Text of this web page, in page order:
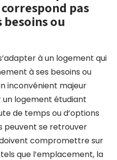
pas
besoins ou
à un logement qui
à ses besoins ou
inconvénient majeur
un logement étudiant
de temps ou d’options
peuvent se retrouver
compromettre sur
que l’emplacement, la